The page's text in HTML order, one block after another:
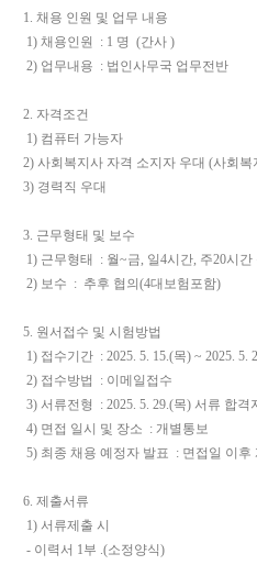
1. 채용 인원 및 업무 내용
1) 채용인원 : 1 명 (간사 )
2) 업무내용 : 법인사무국 업무전반
2. 자격조건
1) 컴퓨터 가능자
2) 사회복지사 자격 소지자 우대 (사회
3) 경력직 우대
3. 근무형태 및 보수
1) 근무형태 : 월~금, 일 4시간, 주20시
2) 보수 : 추후 협의 (4대보험포함)
5. 원서접수 및 시험방법
1) 접수기간 : 2025. 5. 15.(목) ~ 2025. 5.
2) 접수방법 : 이메일접수
3) 서류전형 : 2025. 5. 29.(목) 서류 합격
4) 면접 일시 및 장소 : 개별통보
5) 최종 채용 예정자 발표 : 면접일 이후
6. 제출서류
1) 서류제출 시
- 이력서 1부 .(소정양식)